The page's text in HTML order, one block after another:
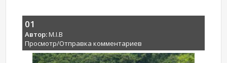
01
Автор:M.I.B
Просмотр/Отправка комментариев